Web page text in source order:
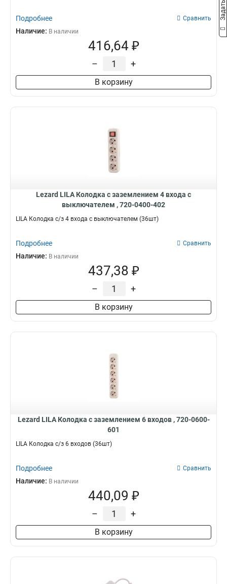
Подробнее Сравнить
Наличие: В наличии
416,64 ₽
– +
В корзину
Lezard LILA Колодка с заземлением 4 входа с
выключателем , 720-0400-402
LILA Колодка с/з 4 входа с выключателем (36шт)
Подробнее Сравнить
Наличие: В наличии
437,38 ₽
– +
В корзину
Lezard LILA Колодка с заземлением 6 входов , 720-0600-
601
LILA Колодка с/з 6 входов (36шт)
Подробнее Сравнить
Наличие: В наличии
440,09 ₽
– +
В корзину